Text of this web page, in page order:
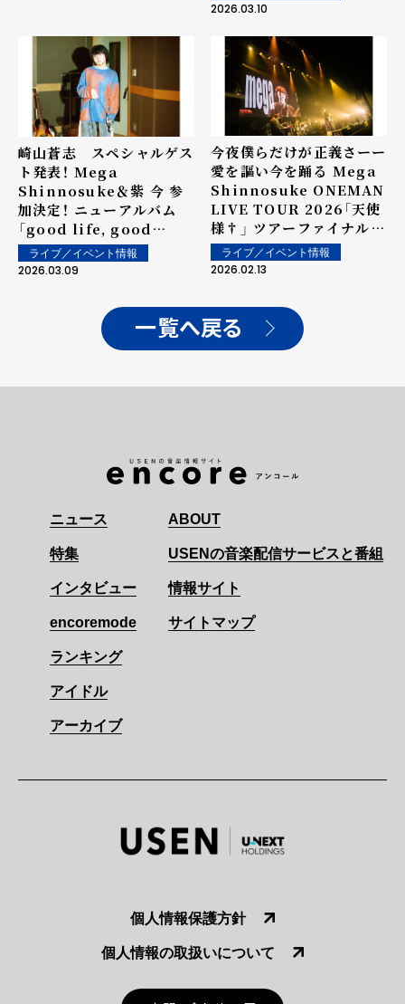
2026.03.10
崎山蒼志 スペシャルゲス
ト発表！ Mega
Shinnosuke＆紫 今 参
加決定！ ニューアルバム
「good life, good
people」発売＆ライブ開
催
ライブ／イベント情報
2026.03.09
今夜僕らだけが正義さーー
愛を謳い今を踊る Mega
Shinnosuke ONEMAN
LIVE TOUR 2026「天使
様†」 ツアーファイナルを
レポート
ライブ／イベント情報
2026.02.13
一覧へ戻る
ニュース
特集
インタビュー
encoremode
ランキング
アイドル
アーカイブ
ABOUT
USENの音楽配信サービスと番組
情報サイト
サイトマップ
個人情報保護方針
個人情報の取扱いについて